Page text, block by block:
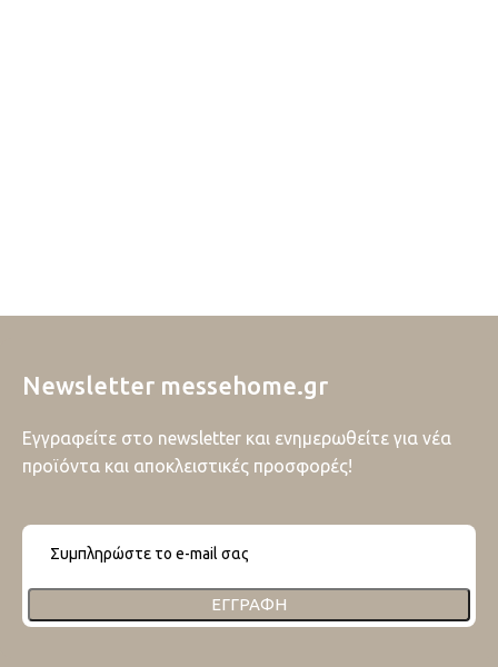
Newsletter messehome.gr
Εγγραφείτε στο newsletter και ενημερωθείτε για νέα
προϊόντα και αποκλειστικές προσφορές!
ΕΓΓΡΑΦΉ